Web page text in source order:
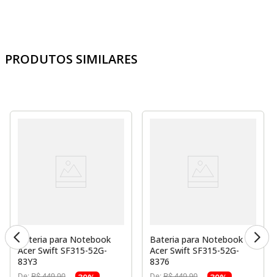
PRODUTOS SIMILARES
Bateria para Notebook
Acer Swift SF315-52G-
83Y3
Bateria para Notebook
Acer Swift SF315-52G-
8376